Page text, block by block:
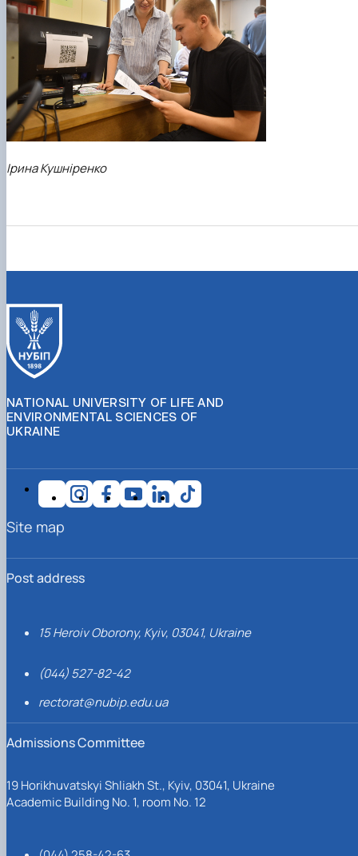
Ірина Кушніренко
NATIONAL UNIVERSITY OF LIFE AND
ENVIRONMENTAL SCIENCES OF
UKRAINE
Post address
15 Heroiv Oborony, Kyiv, 03041, Ukraine
(044) 527-82-42
rectorat@nubip.edu.ua
Admissions Committee
19 Horikhuvatskyi Shliakh St., Kyiv, 03041, Ukraine
Academic Building No. 1, room No. 12
Site map